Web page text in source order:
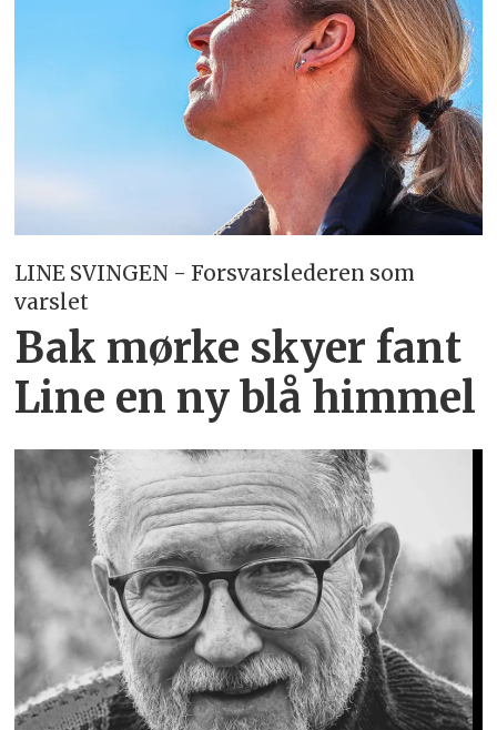
LINE SVINGEN - Forsvarslederen som
varslet
Bak mørke skyer fant
Line en ny blå himmel